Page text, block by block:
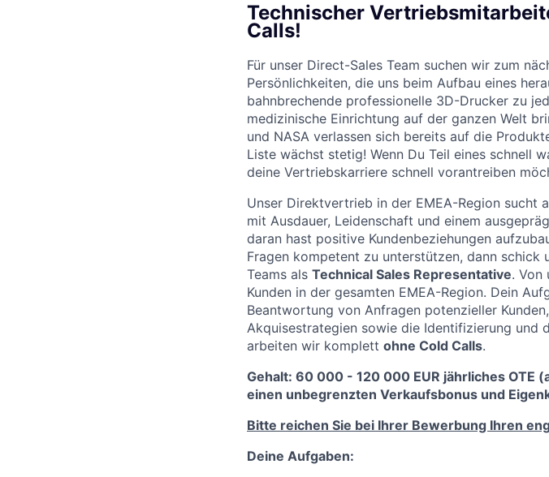
Technischer
Calls!
Für unser Direct-Sales Team suchen wir zum
Persönlichkeiten, die uns beim Aufbau eines
bahnbrechende professionelle 3D-Drucker zu
medizinische Einrichtung auf der ganzen Welt
und NASA verlassen sich bereits auf die
Liste wächst stetig! Wenn Du Teil eines schnell
deine Vertriebskarriere schnell vorantreiben
Unser Direktvertrieb in der EMEA-Region
mit Ausdauer, Leidenschaft und einem
daran hast positive Kundenbeziehungen
Fragen kompetent zu unterstützen, dann schick
Teams als Technical Sales Representative. Von
Kunden in der gesamten EMEA-Region. Dein
Beantwortung von Anfragen potenzieller
Akquisestrategien sowie die Identifizierung und
arbeiten wir komplett ohne Cold Calls.
Gehalt: 60 000 - 120 000 EUR jährliches OTE
einen unbegrenzten Verkaufsbonus und
Bitte reichen Sie bei Ihrer Bewerbung Ihren
Deine Aufgaben: